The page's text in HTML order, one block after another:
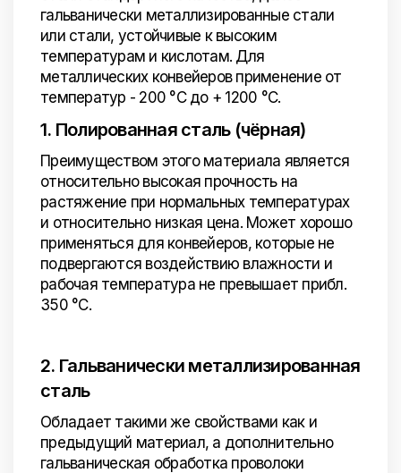
гальванически металлизированные стали
или стали, устойчивые к высоким
температурам и кислотам. Для
металлических конвейеров применение от
температур - 200 °C до + 1200 °C.
1. Полированная сталь (чёрная)
Преимуществом этого материала является
относительно высокая прочность на
растяжение при нормальных температурах
и относительно низкая цена. Может хорошо
применяться для конвейеров, которые не
подвергаются воздействию влажности и
рабочая температура не превышает прибл.
350 °C.
2. Гальванически металлизированная
сталь
Обладает такими же свойствами как и
предыдущий материал, а дополнительно
гальваническая обработка проволоки